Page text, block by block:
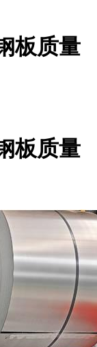
板质量
板质量